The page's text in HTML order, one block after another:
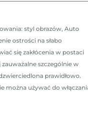
styl obrazów, Auto
ostrości na słabo
się zakłócenia w postaci
szczególnie w
prawidłowo.
można używać do